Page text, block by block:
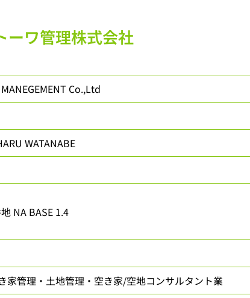
ーワ管理株式会社
Co.,Ltd
WATANABE
NA BASE 1.4
家管理・土地管理・空き家/空地コンサルタント業